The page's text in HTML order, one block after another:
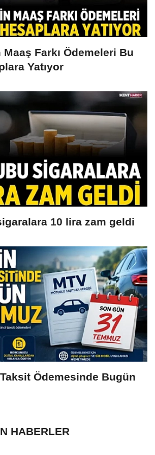
Farkı Ödemeleri Bu
Yatıyor
10 lira zam geldi
Ödemesinde Bugün
HABERLER